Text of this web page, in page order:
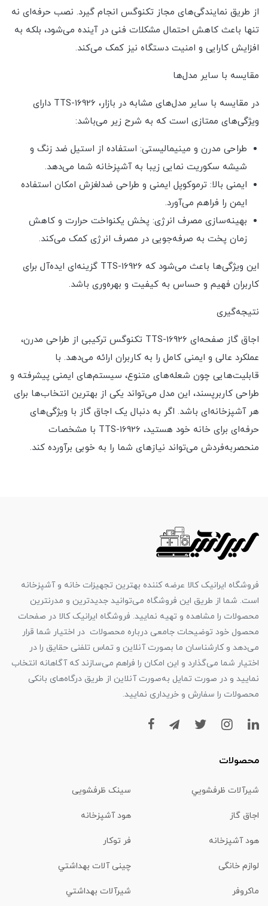
از طریق نمایندگی‌های مجاز تکنوگس انجام گیرد. نصب حرفه‌ای نه
تنها باعث کاهش احتمال مشکلات فنی در آینده می‌شود، بلکه به
افزایش کارایی و امنیت دستگاه نیز کمک می‌کند.
مقایسه با سایر مدل‌ها
در مقایسه با سایر مدل‌های مشابه در بازار، TTS-16926 دارای
ویژگی‌های ممتازی است که به شرح زیر می‌باشد:
طراحی مدرن و مینیمالیستی: استفاده از استیل ضد زنگ و
شیشه سکوریت نمایی زیبا به آشپزخانه شما می‌دهد.
ایمنی بالا: ترموکوپل ایمنی و طراحی ضدلغزش امکان استفاده
ایمن را فراهم می‌آورد.
بهینه‌سازی مصرف انرژی: پخش یکنواخت حرارت و کاهش
زمان پخت به صرفه‌جویی در مصرف انرژی کمک می‌کند.
این ویژگی‌ها باعث می‌شود که TTS-16926 گزینه‌ای ایده‌آل برای
کاربران فهیم و حساس به کیفیت و بهره‌وری باشد.
نتیجه‌گیری
اجاق گاز صفحه‌ای TTS-16926 تکنوگس ترکیبی از طراحی مدرن،
عملکرد عالی و ایمنی کامل را به کاربران ارائه می‌دهد. با
قابلیت‌هایی چون شعله‌های متنوع، سیستم‌های ایمنی پیشرفته و
طراحی کاربرپسند، این مدل می‌تواند یکی از بهترین انتخاب‌ها برای
هر آشپزخانه‌ای باشد. اگر به دنبال یک اجاق گاز با ویژگی‌های
حرفه‌ای برای خانه خود هستید، TTS-16926 با مشخصات
منحصربه‌فردش می‌تواند نیازهای شما را به خوبی برآورده کند.
فروشگاه ایرانیک کالا عرضه کننده بهترین تجهیزات خانه و آشپزخانه
است. شما از طریق این فروشگاه می‌توانید جدیدترین و مدرنترین
محصولات را مشاهده و تهیه نمایید. فروشگاه ایرانیک کالا در صفحات
محصول خود توضیحات جامعی درباره محصولات در اختیار شما قرار
می‌دهد و کارشناسان ما بصورت آنلاین و تماس تلفنی حقایق را در
اختیار شما می‌گذارد و این امکان را فراهم می‌سازند که آگاهانه انتخاب
نمایید و در صورت تمایل به‌صورت آنلاین از طریق درگاه‌های بانکی
محصولات را سفارش و خریداری نمایید.
محصولات
شیرآلات ظرفشويي سینک ظرفشویی
اجاق گاز هود آشپزخانه
هود آشپزخانه فر توکار
لوازم خانگی چینی آلات بهداشتي
ماكروفر شیرآلات بهداشتي